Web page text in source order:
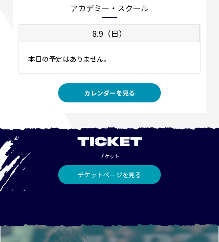
アカデミー・スクール
8.9（日）
本日の予定はありません。
カレンダーを見る
TICKET
チケット
チケットページを見る